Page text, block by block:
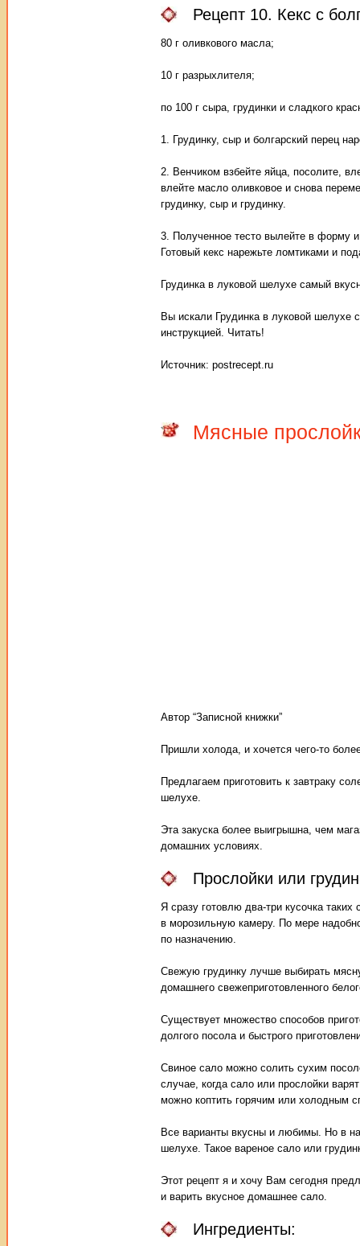
Рецепт 10. Кекс с
80 г оливкового масла;
10 г разрыхлителя;
по 100 г сыра, грудинки и сладкого
1. Грудинку, сыр и болгарский перец
2. Венчиком взбейте яйца, посолите,
влейте масло оливковое и снова
грудинку, сыр и грудинку.
3. Полученное тесто вылейте в форму
Готовый кекс нарежьте ломтиками и
Грудинка в луковой шелухе самый
Вы искали Грудинка в луковой шелухе
инструкцией. Читать!
Источник: postrecept.ru
Мясные
Автор “Записной книжки”
Пришли холода, и хочется чего-то
Предлагаем приготовить к завтраку
шелухе.
Эта закуска более выигрышна, чем
домашних условиях.
Прослойки или
Я сразу готовлю два-три кусочка
в морозильную камеру. По мере
по назначению.
Свежую грудинку лучше выбирать
домашнего свежеприготовленного
Существует множество способов
долгого посола и быстрого
Свиное сало можно солить сухим
случае, когда сало или прослойки
можно коптить горячим или холодным
Все варианты вкусны и любимы. Но в
шелухе. Такое вареное сало или
Этот рецепт я и хочу Вам сегодня
и варить вкусное домашнее сало.
Ингредиенты: